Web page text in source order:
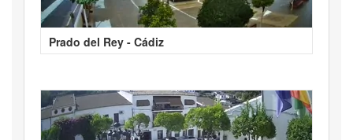
Prado del Rey - Cádiz